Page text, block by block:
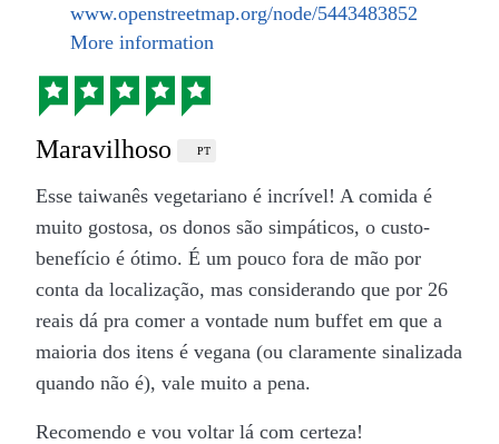
www.openstreetmap.org/node/5443483852
More information
Maravilhoso PT
Esse taiwanês vegetariano é incrível! A comida é
muito gostosa, os donos são simpáticos, o custo-
benefício é ótimo. É um pouco fora de mão por
conta da localização, mas considerando que por 26
reais dá pra comer a vontade num buffet em que a
maioria dos itens é vegana (ou claramente sinalizada
quando não é), vale muito a pena.
Recomendo e vou voltar lá com certeza!